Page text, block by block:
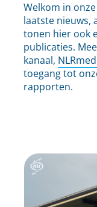
Welkom in
laatste nieuws,
tonen hier ook
publicaties.
kanaal,
toegang tot
rapporten.